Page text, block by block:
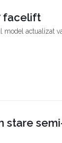
facelift
model actualizat
stare